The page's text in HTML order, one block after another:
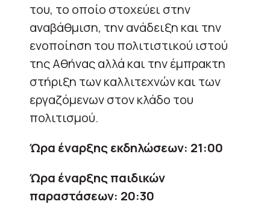
του, το οποίο στοχεύει στην
αναβάθμιση, την ανάδειξη και την
ενοποίηση του πολιτιστικού ιστού
της Αθήνας αλλά και την έμπρακτη
στήριξη των καλλιτεχνών και των
εργαζόμενων στον κλάδο του
πολιτισμού.
Ώρα έναρξης εκδηλώσεων: 21:00
Ώρα έναρξης παιδικών
παραστάσεων: 20:30